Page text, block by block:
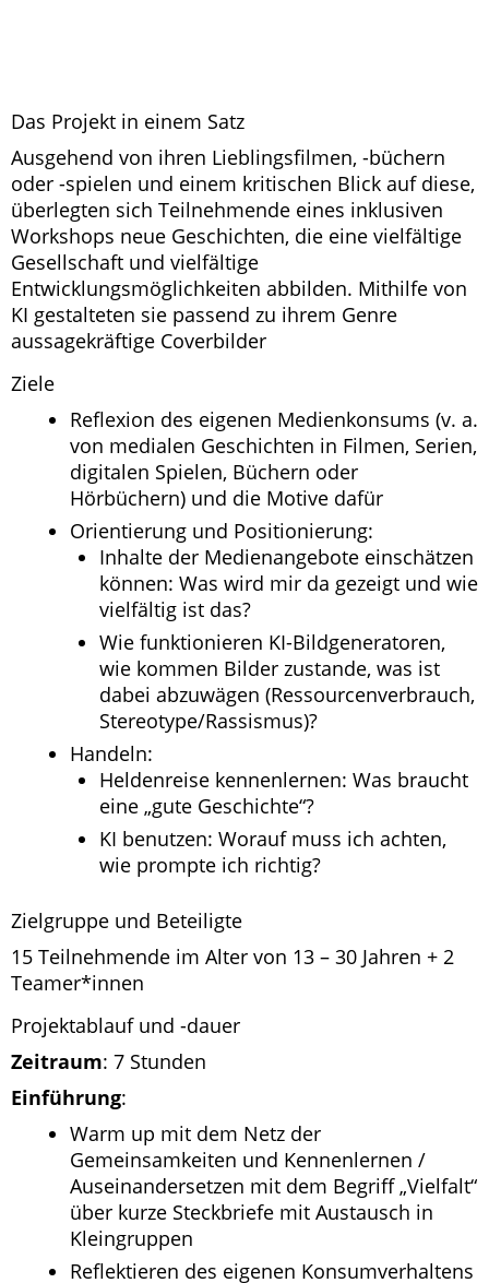
Das Projekt in einem Satz
Ausgehend von ihren Lieblingsfilmen, -büchern
oder -spielen und einem kritischen Blick auf diese,
überlegten sich Teilnehmende eines inklusiven
Workshops neue Geschichten, die eine vielfältige
Gesellschaft und vielfältige
Entwicklungsmöglichkeiten abbilden. Mithilfe von
KI gestalteten sie passend zu ihrem Genre
aussagekräftige Coverbilder
Ziele
Reflexion des eigenen Medienkonsums (v. a.
von medialen Geschichten in Filmen, Serien,
digitalen Spielen, Büchern oder
Hörbüchern) und die Motive dafür
Orientierung und Positionierung:
Inhalte der Medienangebote einschätzen
können: Was wird mir da gezeigt und wie
vielfältig ist das?
Wie funktionieren KI-Bildgeneratoren,
wie kommen Bilder zustande, was ist
dabei abzuwägen (Ressourcenverbrauch,
Stereotype/Rassismus)?
Handeln:
Heldenreise kennenlernen: Was braucht
eine „gute Geschichte“?
KI benutzen: Worauf muss ich achten,
wie prompte ich richtig?
Zielgruppe und Beteiligte
15 Teilnehmende im Alter von 13 – 30 Jahren + 2
Teamer*innen
Projektablauf und -dauer
Zeitraum: 7 Stunden
Einführung:
Warm up mit dem Netz der
Gemeinsamkeiten und Kennenlernen /
Auseinandersetzen mit dem Begriff „Vielfalt“
über kurze Steckbriefe mit Austausch in
Kleingruppen
Reflektieren des eigenen Konsumverhaltens